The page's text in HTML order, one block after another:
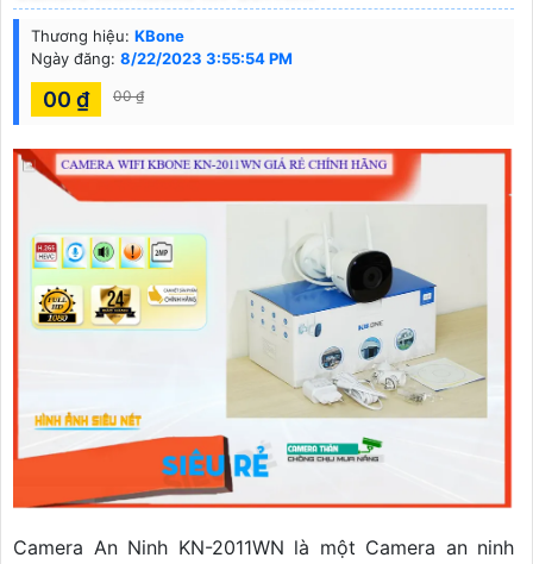
Thương hiệu: KBone
Ngày đăng: 8/22/2023 3:55:54 PM
00 ₫ 00 ₫
Camera An Ninh KN-2011WN là một Camera an ninh